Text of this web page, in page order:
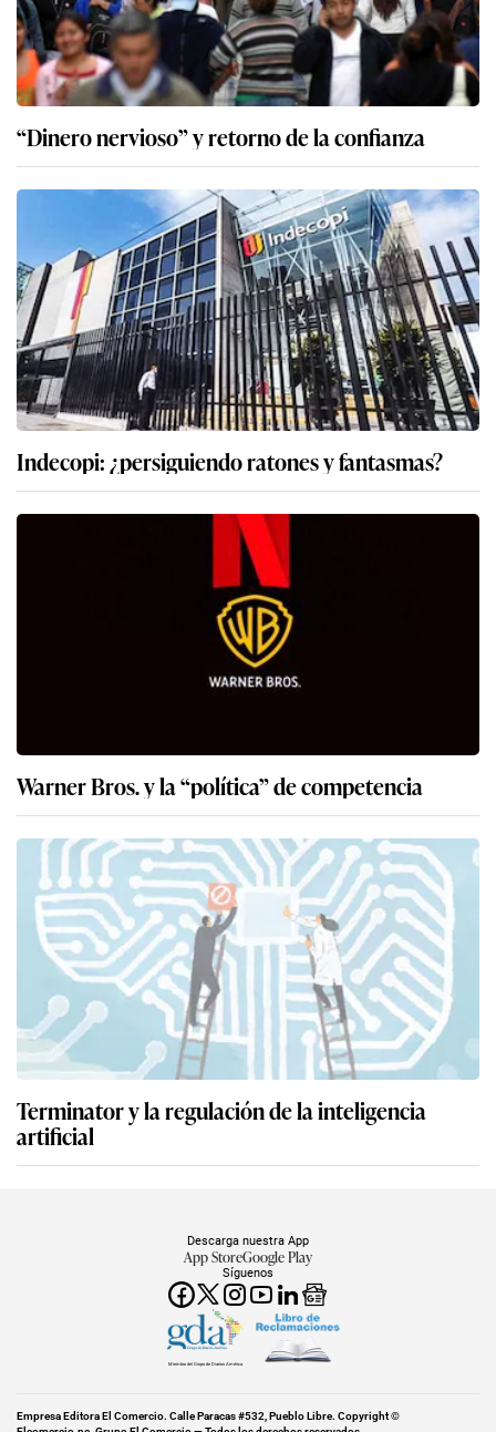
“Dinero nervioso” y retorno de la confianza
Indecopi: ¿persiguiendo ratones y fantasmas?
Warner Bros. y la “política” de competencia
Terminator y la regulación de la inteligencia
artificial
Síguenos
Descarga nuestra App
App StoreGoogle Play
Miembro del Grupo de Diarios América
Empresa Editora El Comercio. Calle Paracas #532, Pueblo Libre. Copyright ©